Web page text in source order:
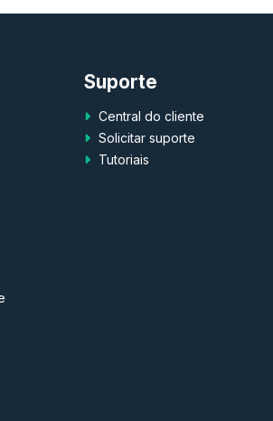
Suporte
Central do cliente
Solicitar suporte
Tutoriais